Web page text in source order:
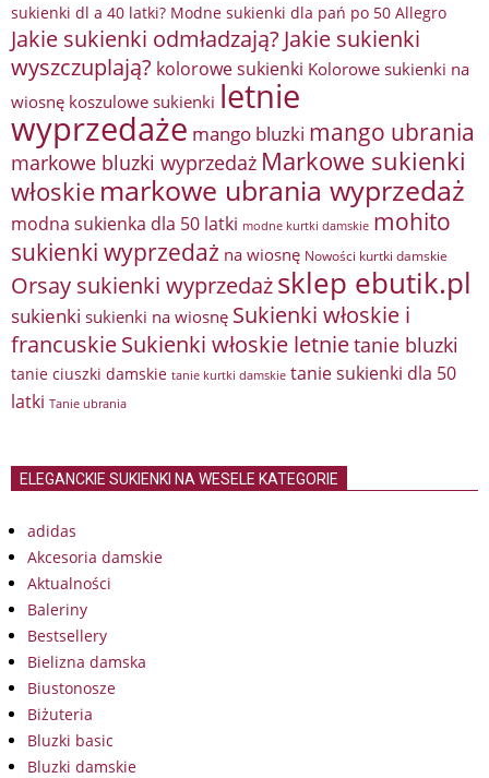
sukienki dl a 40 latki? Modne sukienki dla pań po 50 Allegro
Jakie sukienki odmładzają? Jakie sukienki
wyszczuplają? kolorowe sukienki Kolorowe sukienki na
wiosnę koszulowe sukienki letnie
wyprzedaże mango bluzki mango ubrania
markowe bluzki wyprzedaż Markowe sukienki
włoskie markowe ubrania wyprzedaż
modna sukienka dla 50 latki modne kurtki damskie mohito
sukienki wyprzedaż na wiosnę Nowości kurtki damskie
Orsay sukienki wyprzedażsklep ebutik.pl
sukienki sukienki na wiosnę Sukienki włoskie i
francuskieSukienki włoskie letnietanie bluzki
tanie ciuszki damskie tanie kurtki damskie tanie sukienki dla 50
latki Tanie ubrania
ELEGANCKIE SUKIENKI NA WESELE KATEGORIE
adidas
Akcesoria damskie
Aktualności
Baleriny
Bestsellery
Bielizna damska
Biustonosze
Biżuteria
Bluzki basic
Bluzki damskie